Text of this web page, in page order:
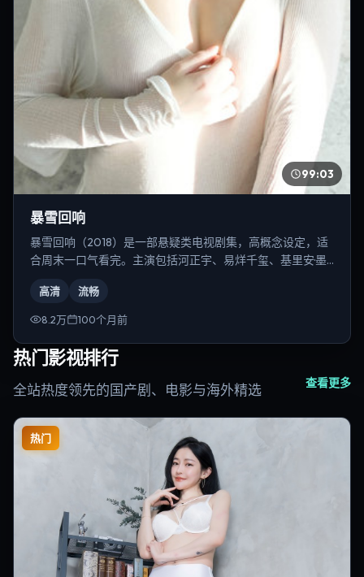
99:03
暴雪回响
暴雪回响（2018）是一部悬疑类电视剧集，高概念设定，适
合周末一口气看完。主演包括河正宇、易烊千玺、基里安·墨
高清 流畅
8.2万 100个月前
热门影视排行
全站热度领先的国产剧、电影与海外精选 查看更多
热门